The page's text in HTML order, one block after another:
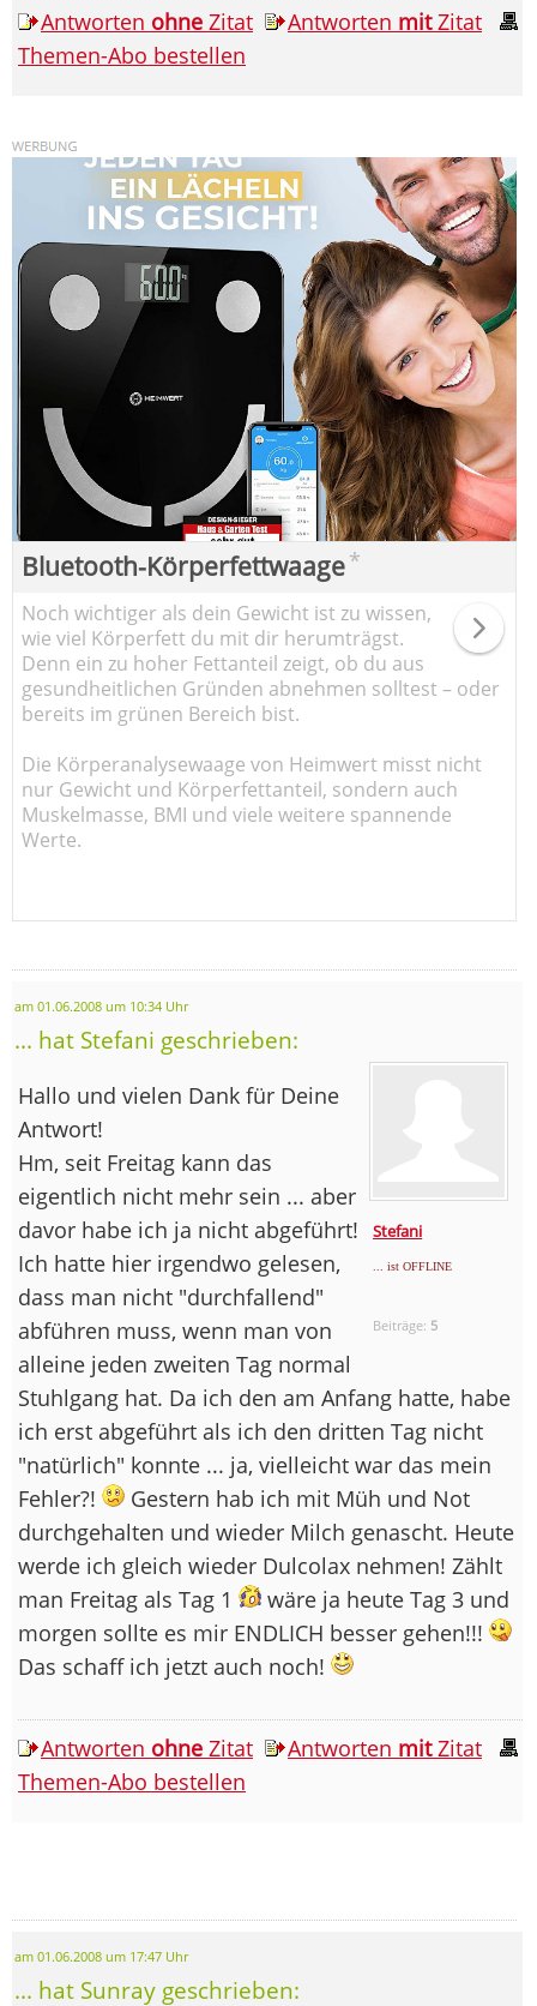
Antworten ohne Zitat Antworten mitZitat
Themen-Abo bestellen
Bluetooth-Körperfettwaage*
Noch wichtiger als dein Gewicht ist zu wissen,
wie viel Körperfett du mit dir herumträgst.
Denn ein zu hoher Fettanteil zeigt, ob du aus
gesundheitlichen Gründen abnehmen solltest – oder
bereits im grünen Bereich bist.
Die Körperanalysewaage von Heimwert misst nicht
nur Gewicht und Körperfettanteil, sondern auch
Muskelmasse, BMI und viele weitere spannende
Werte.
am 01.06.2008 um 10:34 Uhr
... hat Stefani geschrieben:
Stefani
... ist OFFLINE
Beiträge: 5
Hallo und vielen Dank für Deine
Antwort!
Hm, seit Freitag kann das
eigentlich nicht mehr sein ... aber
davor habe ich ja nicht abgeführt!
Ich hatte hier irgendwo gelesen,
dass man nicht "durchfallend"
abführen muss, wenn man von
alleine jeden zweiten Tag normal
Stuhlgang hat. Da ich den am Anfang hatte, habe
ich erst abgeführt als ich den dritten Tag nicht
"natürlich" konnte ... ja, vielleicht war das mein
Fehler?!
Gestern hab ich mit Müh und Not
durchgehalten und wieder Milch genascht. Heute
werde ich gleich wieder Dulcolax nehmen! Zählt
man Freitag als Tag 1
wäre ja heute Tag 3 und
morgen sollte es mir ENDLICH besser gehen!!!
Das schaff ich jetzt auch noch!
Antworten ohne Zitat Antworten mitZitat
Themen-Abo bestellen
am 01.06.2008 um 17:47 Uhr
... hat Sunray geschrieben: